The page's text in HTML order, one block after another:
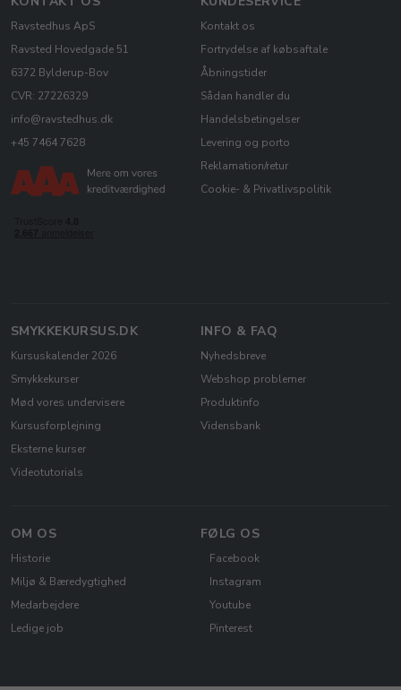
Ravstedhus ApS
Ravsted Hovedgade 51
6372 Bylderup-Bov
CVR: 27226329
info@ravstedhus.dk
+45 7464 7628
Kontakt os
Fortrydelse af købsaftale
Åbningstider
Sådan handler du
Handelsbetingelser
Levering og porto
Reklamation/retur
Cookie- & Privatlivspolitik
SMYKKEKURSUS.DK
Kursuskalender 2026
Smykkekurser
Mød vores undervisere
Kursusforplejning
Eksterne kurser
Videotutorials
INFO & FAQ
Nyhedsbreve
Webshop problemer
Produktinfo
Vidensbank
OM OS
Historie
Miljø & Bæredygtighed
Medarbejdere
Ledige job
FØLG OS
Facebook
Instagram
Youtube
Pinterest